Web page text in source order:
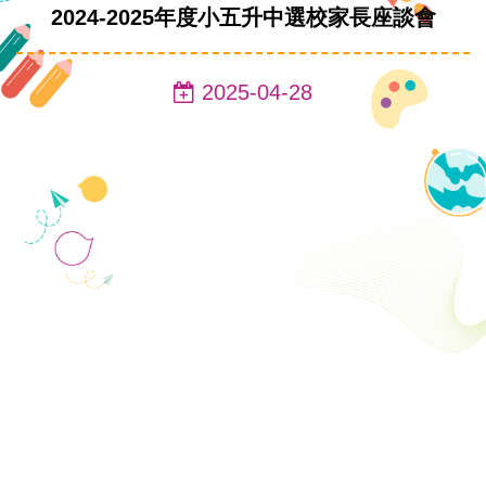
2024-2025年度小五升中選校家長座談會
2025-04-28